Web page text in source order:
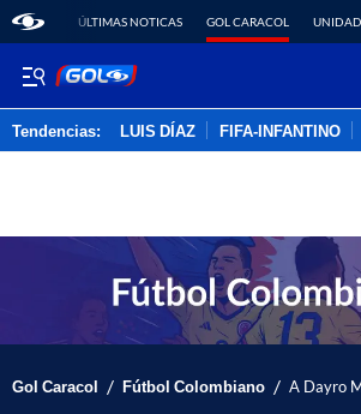
ÚLTIMAS NOTICAS GOL CARACOL
Tendencias: LUIS DÍAZ FIFA-INFANTINO
Gol Caracol / Fútbol Colombiano / A Dayro